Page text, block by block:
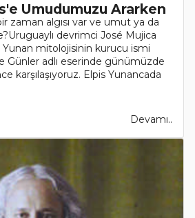
Umudumuzu Ararken
zaman algısı var ve umut ya da
devrimci José Mujica
Yunan mitolojisinin kurucu ismi
Günler adlı eserinde günümüzde
karşılaşıyoruz. Elpis Yunancada
Devamı..